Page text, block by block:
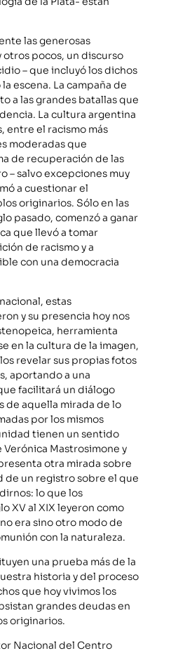
las generosas
otros pocos, un discurso
– que incluyó los dichos
escena. La campaña de
a las grandes batallas que
La cultura argentina
entre el racismo más
moderadas que
de recuperación de las
– salvo excepciones muy
a cuestionar el
originarios. Sólo en las
pasado, comenzó a ganar
que llevó a tomar
de racismo y a
con una democracia
estas
y su presencia hoy nos
herramienta
en la cultura de la imagen,
revelar sus propias fotos
aportando a una
facilitará un diálogo
de aquella mirada de lo
por los mismos
tienen un sentido
Mastrosimone y
otra mirada sobre
de un registro sobre el que
lo que los
XV al XIX leyeron como
era sino otro modo de
con la naturaleza.
una prueba más de la
historia y del proceso
que hoy vivimos los
grandes deudas en
originarios.
Nacional del Centro